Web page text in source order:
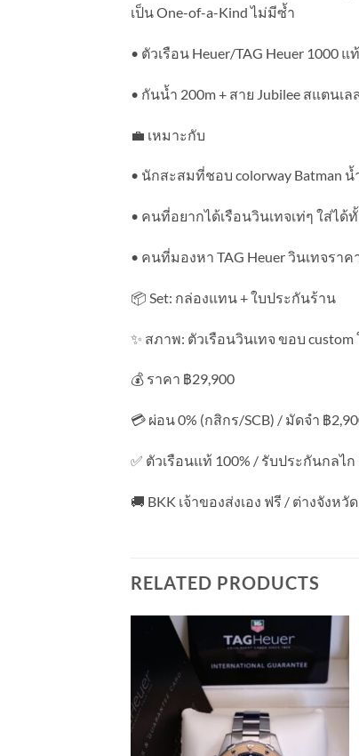
เป็น One-of-a-Kind ไม่มีซ้ำ
• ตัวเรือน Heuer/TAG Heuer 1000
• กันน้ำ 200m + สาย Jubilee สแตนเ
💼 เหมาะกับ
• นักสะสมที่ชอบ colorway Batman
• คนที่อยากได้เรือนวินเทจเท่ๆ ใส่ได้
• คนที่มองหา TAG Heuer วินเทจราค
📦 Set: กล่องแทน + ใบประกันร้าน
✨ สภาพ: ตัวเรือนวินเทจ ขอบ custom
💰 ราคา ฿29,900
💳 ผ่อน 0% (กสิกร/SCB) / มัดจำ ฿
✅ ตัวเรือนแท้ 100% / รับประกันกลไ
🚚 BKK เจ้าของส่งเอง ฟรี / ต่างจังหวั
RELATED PRODUCTS
Add to
Wishlist